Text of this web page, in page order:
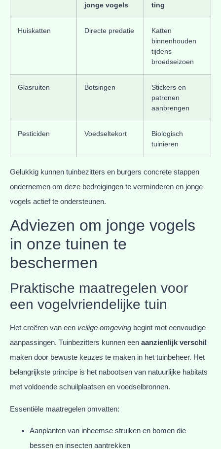
jonge vogels
ting
Huiskatten Directe predatie
Katten
binnenhouden
tijdens
broedseizoen
Glasruiten Botsingen
Stickers en
patronen
aanbrengen
Pesticiden Voedseltekort
Biologisch
tuinieren
Gelukkig kunnen tuinbezitters en burgers concrete stappen
ondernemen om deze bedreigingen te verminderen en jonge
vogels actief te ondersteunen.
Adviezen om jonge vogels
in onze tuinen te
beschermen
Praktische maatregelen voor
een vogelvriendelijke tuin
Het creëren van een veilige omgeving begint met eenvoudige
aanpassingen. Tuinbezitters kunnen een aanzienlijk verschil
maken door bewuste keuzes te maken in het tuinbeheer. Het
belangrijkste principe is het nabootsen van natuurlijke habitats
met voldoende schuilplaatsen en voedselbronnen.
Essentiële maatregelen omvatten:
Aanplanten van inheemse struiken en bomen die
bessen en insecten aantrekken